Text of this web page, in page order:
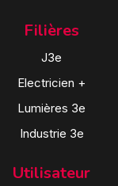
Filières
J3e
Electricien +
Lumières 3e
Industrie 3e
Utilisateur